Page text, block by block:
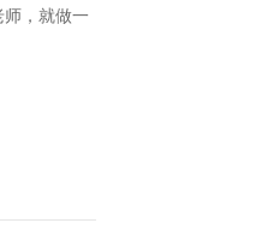
师，就做一